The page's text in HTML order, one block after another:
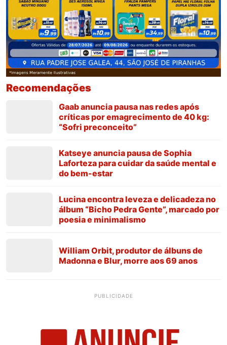
Recomendações
Gaab anuncia pausa nas redes após
críticas por emagrecimento de 40 kg:
“Sofri preconceito”
Katseye anuncia pausa de Sophia
Laforteza para cuidar da saúde mental e
do bem-estar
Lucina encontra leveza e delicadeza no
álbum “Bicho Pedra Gente”, marcado por
poesia e minimalismo
William Orbit, produtor de álbuns de
Madonna e Blur, morre aos 69 anos
PUBLICIDADE